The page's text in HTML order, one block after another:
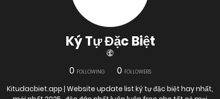
Ký Tự Đặc Biệt
0 FOLLOWING 0 FOLLOWERS
Kitudacbiet.app | Website update list ký tự đặc biệt hay nhất,